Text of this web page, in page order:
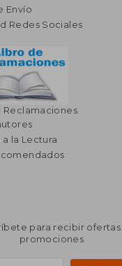
$ 63.36
Envío
Redes Sociales
Reclamaciones
la Lectura
para recibir ofertas
promociones